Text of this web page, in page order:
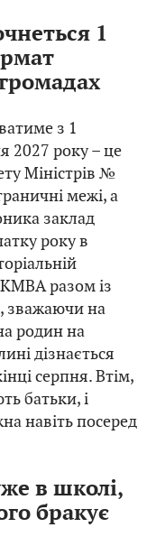
1
з 1
2027 року – це
Міністрів №
межі, а
заклад
року в
разом із
зважаючи на
родин на
дізнається
серпня. Втім,
батьки, і
навіть посеред
в школі,
бракує